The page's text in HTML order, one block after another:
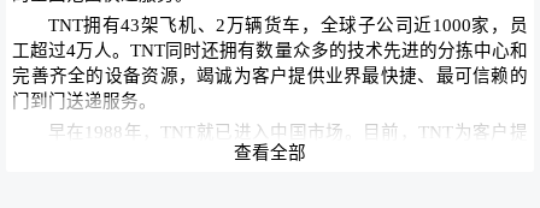
TNT拥有43架飞机、2万辆货车，全球子公司近1000家，员
工超过4万人。TNT同时还拥有数量众多的技术先进的分拣中心和
完善齐全的设备资源，竭诚为客户提供业界最快捷、最可信赖的
门到门送递服务。
早在1988年，TNT就已进入中国市场。目前，TNT为客户提
供从定时的门到门快递服务和供应链管理，到直邮服务的整合业
查看全部